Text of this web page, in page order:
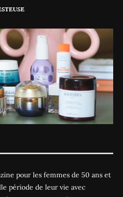
pour les femmes de 50 ans et
période de leur vie avec